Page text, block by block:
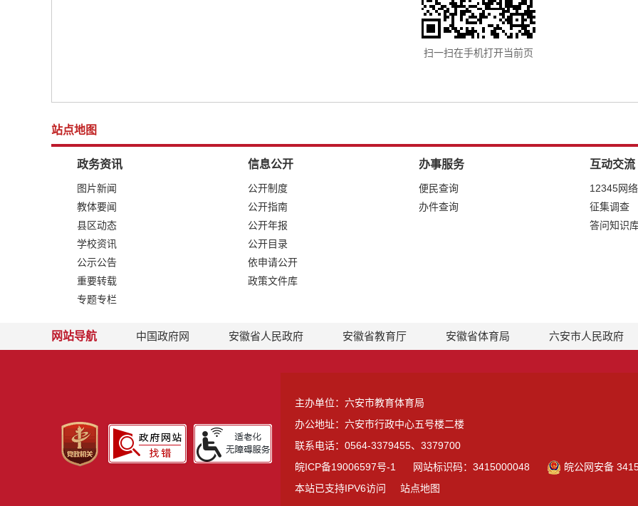
扫一扫在手机打开当前页
站点地图
政务资讯
图片新闻
教体要闻
县区动态
学校资讯
公示公告
重要转载
专题专栏
信息公开
公开制度
公开指南
公开年报
公开目录
依申请公开
政策文件库
办事服务
便民查询
办件查询
互动交流
12345网
征集调查
答问知识
网站导航 中国政府网 安徽省人民政府 安徽省教育厅 安徽省体育局 六安市人民政府
主办单位：六安市教育体育局
办公地址：六安市行政中心五号楼二楼
联系电话：0564-3379455、3379700
皖ICP备19006597号-1
网站标识码：3415000048
皖公网安备
本站已支持IPV6访问
站点地图